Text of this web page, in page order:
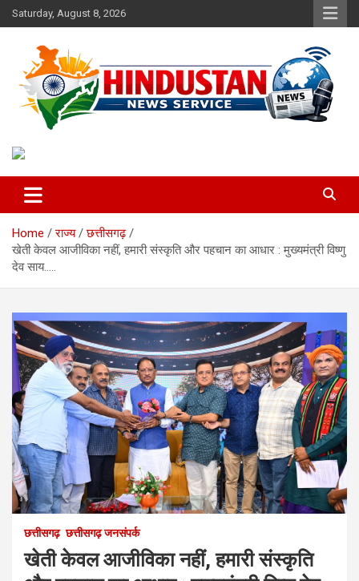
Skip
to
Saturday, August 8, 2026
Hindustan News Service
Home राज्य
छत्तीसगढ़
खेती केवल आजीविका नहीं, हमारी संस्कृति और पहचान का आधार : मुख्यमंत्री विष्णु
देव साय…..
छत्तीसगढ़ छत्तीसगढ़ जनसंपर्क
खेती केवल आजीविका नहीं, हमारी संस्कृति